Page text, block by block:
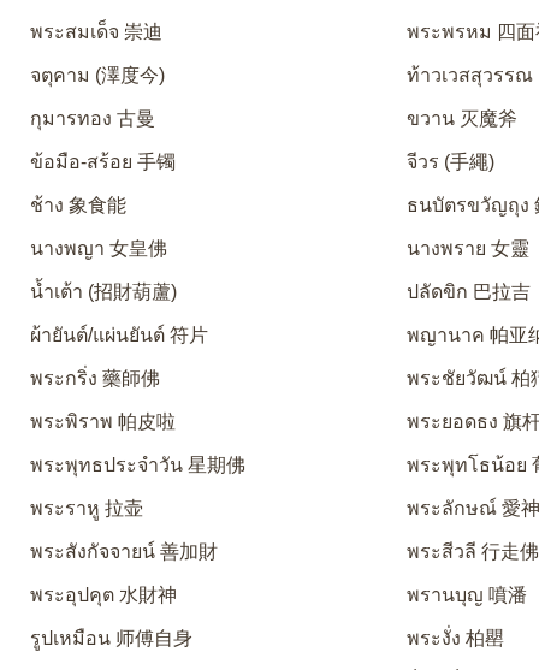
พระสมเด็จ 崇迪 พระพรหม 四面
จตุคาม (澤度今) ท้าวเวสสุวรรณ
กุมารทอง 古曼 ขวาน 灭魔斧
ข้อมือ-สร้อย 手镯 จีวร (手繩)
ช้าง 象食能 ธนบัตรขวัญถุง
นางพญา 女皇佛 นางพราย 女靈
น้ำเต้า (招財葫蘆) ปลัดขิก 巴拉吉
ผ้ายันต์/แผ่นยันต์ 符片 พญานาค 帕亚
พระกริ่ง 藥師佛 พระชัยวัฒน์ 柏
พระพิราพ 帕皮啦 พระยอดธง 旗
พระพุทธประจำวัน 星期佛 พระพุทโธน้อย
พระราหู 拉壶 พระลักษณ์ 愛
พระสังกัจจายน์ 善加財 พระสีวลี 行走佛
พระอุปคุต 水財神 พรานบุญ 噴潘
รูปเหมือน 师傅自身 พระงั่ง 柏罌